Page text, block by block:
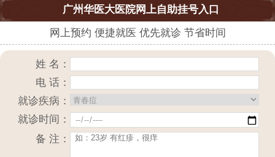
广州华医大医院网上自助挂号入口
网上预约 便捷就医 优先就诊 节省时间
姓 名：
电 话：
就诊疾病：
就诊时间：
备 注：